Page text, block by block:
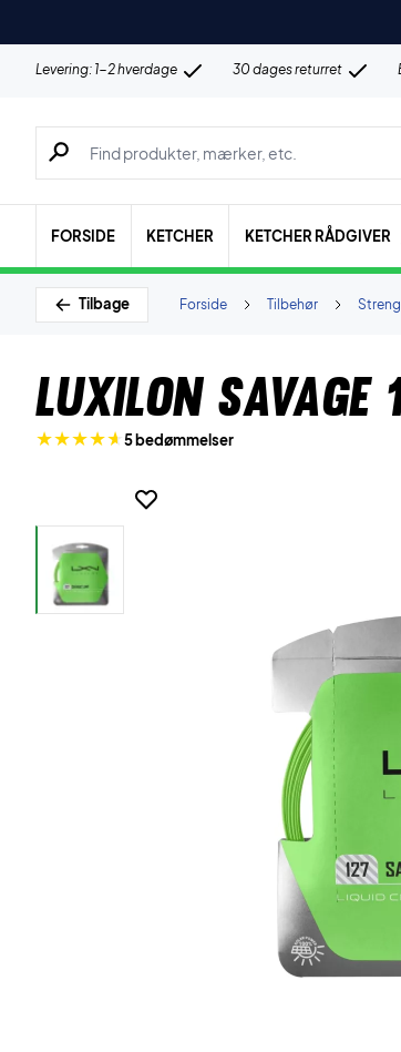
Levering: 1-2 hverdage 30 dages returret
Søg efter produkter, mærker etc.
FORSIDE KETCHER KETCHER RÅDGIVER
Tilbage Tilbehør
Forside
Luxilon Savage
5 bedømmelser